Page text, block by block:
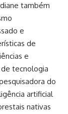
também
e
de
e
tecnologia
do
artificial
nativas